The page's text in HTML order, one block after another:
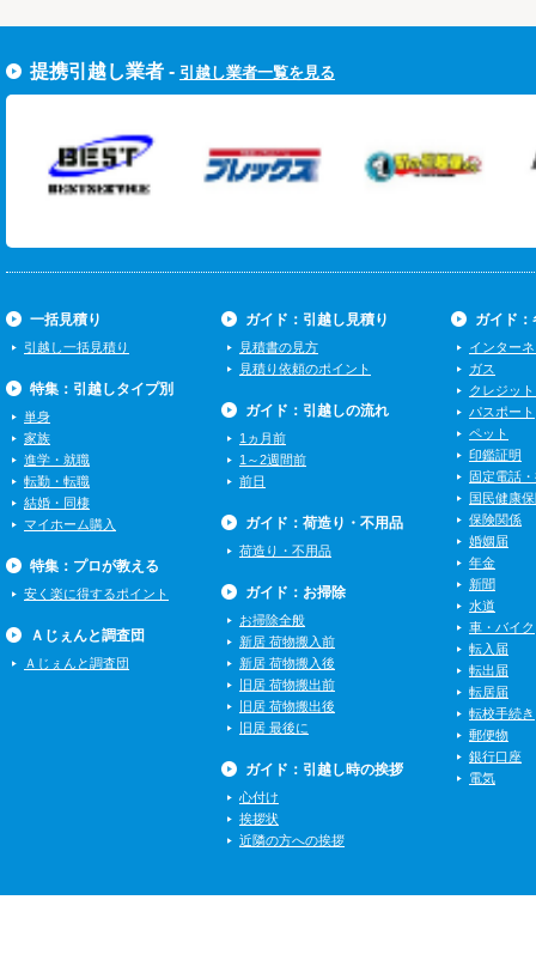
提携引越し業者 - 引越し業者一覧を見る
一括見積り
引越し一括見積り
特集：引越しタイプ別
単身
家族
進学・就職
転勤・転職
結婚・同棲
マイホーム購入
特集：プロが教える
安く楽に得するポイント
Ａじぇんと調査団
Ａじぇんと調査団
ガイド：引越し見積り
見積書の見方
見積り依頼のポイント
ガイド：引越しの流れ
1ヵ月前
1～2週間前
前日
ガイド：荷造り・不用品
荷造り・不用品
ガイド：お掃除
お掃除全般
新居 荷物搬入前
新居 荷物搬入後
旧居 荷物搬出前
旧居 荷物搬出後
旧居 最後に
ガイド：引越し時の挨拶
心付け
挨拶状
近隣の方への挨拶
ガイド
インター
ガス
クレジッ
パスポート
ペット
印鑑証明
固定電話
国民健康
保険関係
婚姻届
年金
新聞
水道
車・バイク
転入届
転出届
転居届
転校手続き
郵便物
銀行口座
電気